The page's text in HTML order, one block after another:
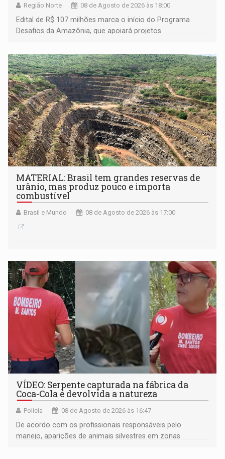
Região Norte 08 de Agosto de 2026 às 18:00
Edital de R$ 107 milhões marca o início do Programa
Desafios da Amazônia, que apoiará projetos
submissão de pré-propostas poderá ser feita até 1º de
setembro
MATERIAL: Brasil tem grandes reservas de
urânio, mas produz pouco e importa
combustível
Brasil e Mundo 08 de Agosto de 2026 às 17:00
VÍDEO: Serpente capturada na fábrica da
Coca-Cola é devolvida a natureza
Polícia 08 de Agosto de 2026 às 16:47
De acordo com os profissionais responsáveis pelo
manejo, aparições de animais silvestres em zonas